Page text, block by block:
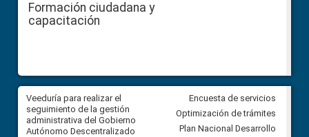
Formación ciudadana y
capacitación
Veeduría para realizar el
seguimiento de la gestión
administrativa del Gobierno
Autónomo Descentralizado
Veeduría para vigilar los
derivados de la Audiencia
comunidad Urbina, parroquia
Encuesta de servicios
Optimización de trámites
Plan Nacional Desarrollo